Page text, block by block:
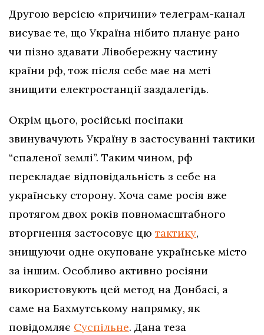
Другою версією «причини» телеграм-канал
висуває те, що Україна нібито планує рано
чи пізно здавати Лівобережну частину
країни рф, тож після себе має на меті
знищити електростанції заздалегідь.
Окрім цього, російські посіпаки
звинувачують Україну в застосуванні тактики
“спаленої землі”. Таким чином, рф
перекладає відповідальність з себе на
українську сторону. Хоча саме росія вже
протягом двох років повномасштабного
вторгнення застосовує цю тактику,
знищуючи одне окуповане українське місто
за іншим. Особливо активно росіяни
використовують цей метод на Донбасі, а
саме на Бахмутському напрямку, як
повідомляє Суспільне. Дана теза